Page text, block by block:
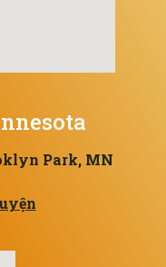
Park, MN